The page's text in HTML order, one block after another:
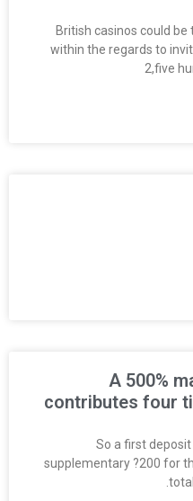
British casinos could
within the regards to
2,five
A 500%
contributes four
So a first
supplementary ?200 for